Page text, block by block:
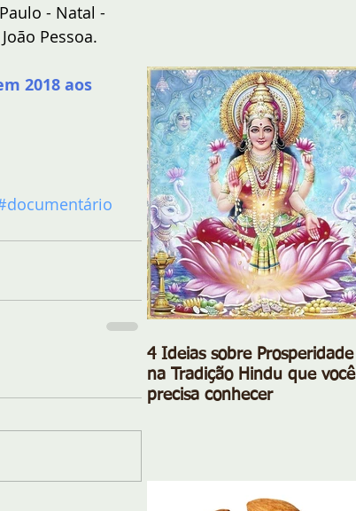
- Natal -
Pessoa.
2018 aos
4 Ideias sobre Prosperidade
na Tradição Hindu que você
precisa conhecer